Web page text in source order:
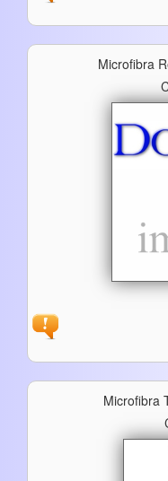
Microfibra
Microfibra